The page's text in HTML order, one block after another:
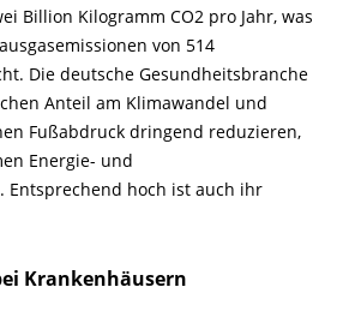
Billion Kilogramm CO2 pro Jahr, was
von 514
Die deutsche Gesundheitsbranche
Anteil am Klimawandel und
Fußabdruck dringend reduzieren,
Energie- und
Entsprechend hoch ist auch ihr
Krankenhäusern